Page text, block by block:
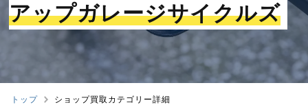
アップガレージサイクルズ
トップ ショップ買取カテゴリー詳細